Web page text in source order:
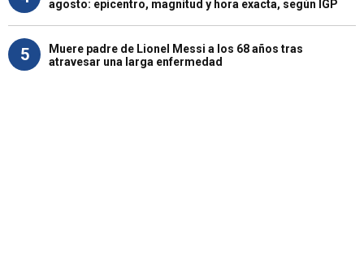
agosto: epicentro, magnitud y hora exacta, según IGP
5
Muere padre de Lionel Messi a los 68 años tras
atravesar una larga enfermedad